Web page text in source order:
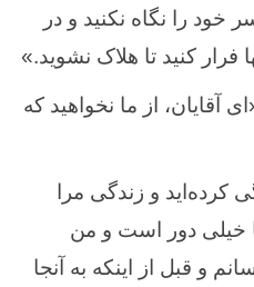
خود را نگاه‌ نكنید و در
فرار كنید تا هلاک‌ نشوید.»
از ما نخواهید كه‌
و زندگی مرا
خیلی دور است‌ و من‌
‌و قبل‌ از اینكه ‌به‌ آنجا